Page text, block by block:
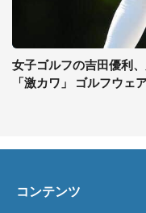
女子ゴルフの吉田優利
「激カワ」 ゴルフウェ
コンテンツ